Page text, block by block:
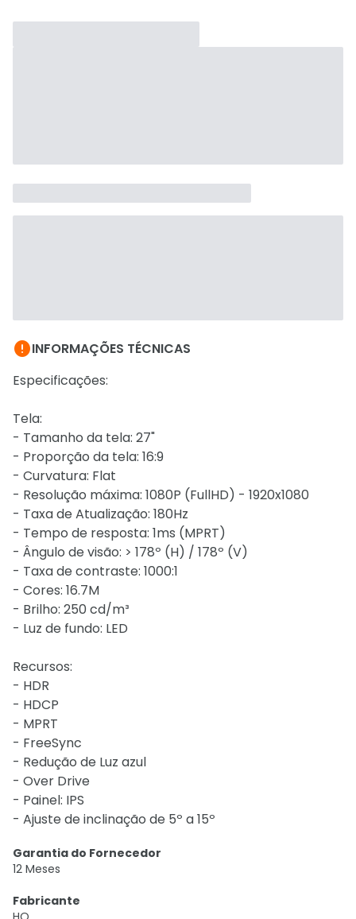
INFORMAÇÕES TÉCNICAS
Especificações:
Tela:
- Tamanho da tela: 27"
- Proporção da tela: 16:9
- Curvatura: Flat
- Resolução máxima: 1080P (FullHD) - 1920x1080
- Taxa de Atualização: 180Hz
- Tempo de resposta: 1ms (MPRT)
- Ângulo de visão: > 178º (H) / 178º (V)
- Taxa de contraste: 1000:1
- Cores: 16.7M
- Brilho: 250 cd/m³
- Luz de fundo: LED
Recursos:
- HDR
- HDCP
- MPRT
- FreeSync
- Redução de Luz azul
- Over Drive
- Painel: IPS
- Ajuste de inclinação de 5º a 15º
Garantia do Fornecedor
12 Meses
Fabricante